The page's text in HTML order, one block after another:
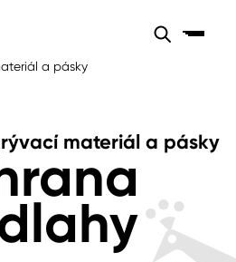
Sortiment
minerální podklady
a pásky
materiál a pásky